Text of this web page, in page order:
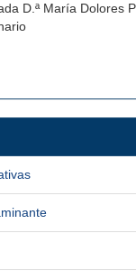
D.ª María Dolores